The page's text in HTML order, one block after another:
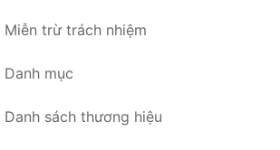
Miễn trừ trách nhiệm
Danh mục
Danh sách thương hiệu